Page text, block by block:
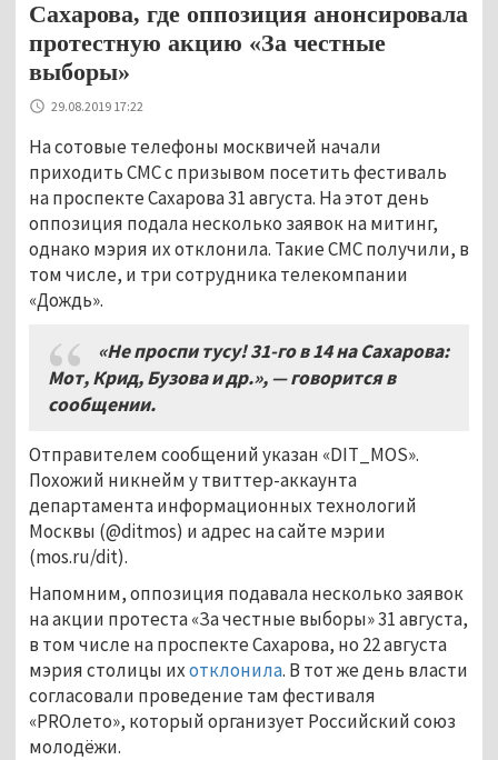
Сахарова, где оппозиция анонсировала
протестную акцию «За честные
выборы»
29.08.2019 17:22
На сотовые телефоны москвичей начали
приходить СМС с призывом посетить фестиваль
на проспекте Сахарова 31 августа. На этот день
оппозиция подала несколько заявок на митинг,
однако мэрия их отклонила. Такие СМС получили, в
том числе, и три сотрудника телекомпании
«Дождь».
«Не проспи тусу! 31-го в 14 на Сахарова:
Мот, Крид, Бузова и др.», — говорится в
сообщении.
Отправителем сообщений указан «DIT_MOS».
Похожий никнейм у твиттер-аккаунта
департамента информационных технологий
Москвы (@ditmos) и адрес на сайте мэрии
(mos.ru/dit).
Напомним, оппозиция подавала несколько заявок
на акции протеста «За честные выборы» 31 августа,
в том числе на проспекте Сахарова, но 22 августа
мэрия столицы ихотклонила. В тот же день власти
согласовали проведение там фестиваля
«PROлето», который организует Российский союз
молодёжи.